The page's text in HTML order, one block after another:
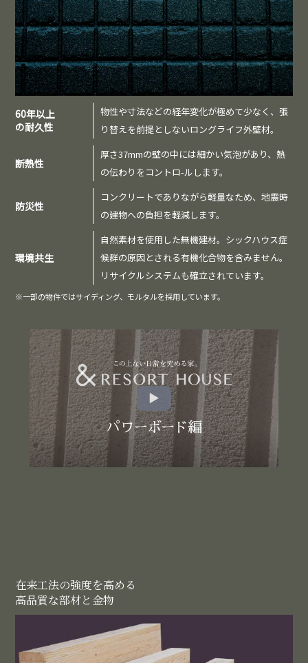
60年以上
の耐久性
物性や寸法などの経年変化が極めて少なく、張
り替えを前提としないロングライフ外壁材。
断熱性
厚さ37mmの壁の中には細かい気泡があり、熱
の伝わりをコントロ-ルします。
防災性
コンクリートでありながら軽量なため、地震時
の建物への負担を軽減します。
環境共生
自然素材を使用した無機建材。シックハウス症
候群の原因とされる有機化合物を含みません。
リサイクルシステムも確立されています。
※一部の物件ではサイディング、モルタルを採用しています。
在来工法の強度を高める
高品質な部材と金物